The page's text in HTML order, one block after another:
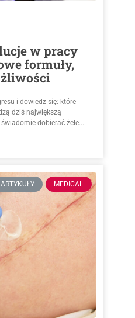
w pracy
formuły,
i dowiedz się: które
dziś największą
dobierać żele...
ARTYKUŁY MEDICAL